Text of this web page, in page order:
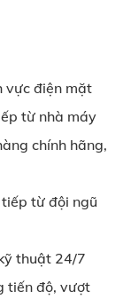
vực điện mặt
từ nhà máy
chính hãng,
từ đội ngũ
thuật 24/7
tiến độ, vượt